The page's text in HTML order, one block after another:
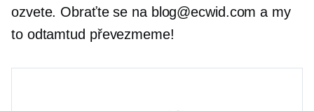
ozvete. Obraťte se na blog@ecwid.com a my
to odtamtud převezmeme!